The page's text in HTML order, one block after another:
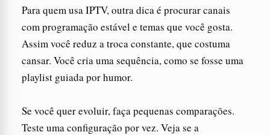
Para quem usa IPTV, outra dica é procurar canais
com programação estável e temas que você gosta.
Assim você reduz a troca constante, que costuma
cansar. Você cria uma sequência, como se fosse uma
playlist guiada por humor.
Se você quer evoluir, faça pequenas comparações.
Teste uma configuração por vez. Veja se a